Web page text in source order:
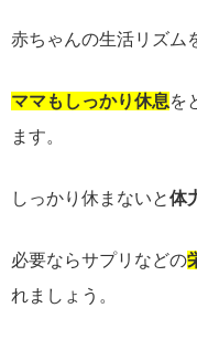
赤ちゃんの生活リズム
ママもしっかり休息を
ます。
しっかり休まないと体
必要ならサプリなどの
れましょう。